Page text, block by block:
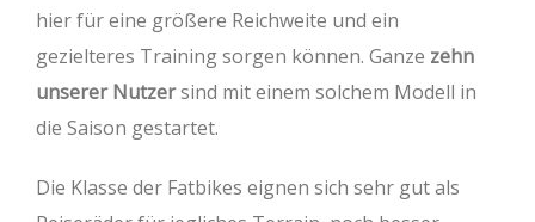
hier für eine größere Reichweite und ein
gezielteres Training sorgen können. Ganze zehn
unserer Nutzersind mit einem solchem Modell in
die Saison gestartet.
Die Klasse der Fatbikes eignen sich sehr gut als